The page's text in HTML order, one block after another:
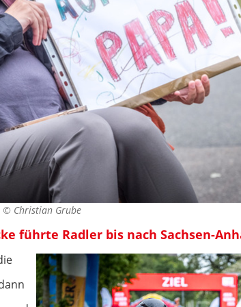
© Christian Grube
führte Radler bis nach Sachsen-